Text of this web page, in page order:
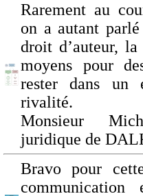
Rarement au
on a autant
droit d’auteur,
moyens pour
rester dans un
rivalité.
Monsieur
juridique de
Bravo pour
communication